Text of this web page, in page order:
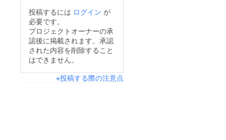
投稿するには ログイン が
必要です。
プロジェクトオーナーの承
認後に掲載されます。承認
された内容を削除すること
はできません。
※投稿する際の注意点